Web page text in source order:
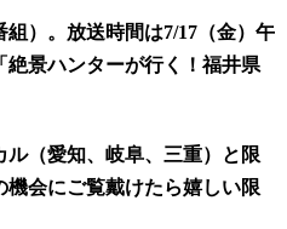
）。放送時間は7/17（金）午
絶景ハンターが行く！福井県
（愛知、岐阜、三重）と限
会にご覧戴けたら嬉しい限